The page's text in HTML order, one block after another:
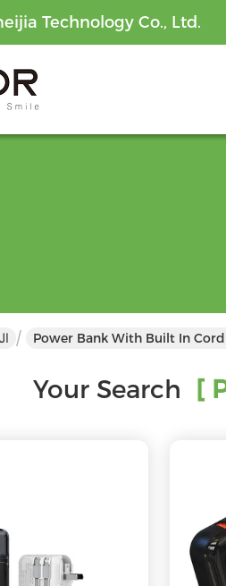
Technology Co., Ltd.
Power Bank With Built In
Your Search [